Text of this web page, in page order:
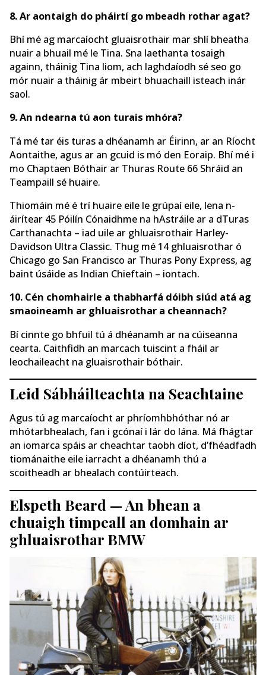
8. Ar aontaigh do pháirtí go mbeadh rothar agat?
Bhí mé ag marcaíocht gluaisrothair mar shlí bheatha
nuair a bhuail mé le Tina. Sna laethanta tosaigh
againn, tháinig Tina liom, ach laghdaíodh sé seo go
mór nuair a tháinig ár mbeirt bhuachaill isteach inár
saol.
9. An ndearna tú aon turais mhóra?
Tá mé tar éis turas a dhéanamh ar Éirinn, ar an Ríocht
Aontaithe, agus ar an gcuid is mó den Eoraip. Bhí mé i
mo Chaptaen Bóthair ar Thuras Route 66 Shráid an
Teampaill sé huaire.
Thiomáin mé é trí huaire eile le grúpaí eile, lena n-
áirítear 45 Póilín Cónaidhme na hAstráile ar a dTuras
Carthanachta – iad uile ar ghluaisrothair Harley-
Davidson Ultra Classic. Thug mé 14 ghluaisrothar ó
Chicago go San Francisco ar Thuras Pony Express, ag
baint úsáide as Indian Chieftain – iontach.
10. Cén chomhairle a thabharfá dóibh siúd atá ag
smaoineamh ar ghluaisrothar a cheannach?
Bí cinnte go bhfuil tú á dhéanamh ar na cúiseanna
cearta. Caithfidh an marcach tuiscint a fháil ar
leochaileacht na gluaisrothair bóthair.
Leid Sábháilteachta na Seachtaine
Agus tú ag marcaíocht ar phríomhbhóthar nó ar
mhótarbhealach, fan i gcónaí i lár do lána. Má fhágtar
an iomarca spáis ar cheachtar taobh díot, d’fhéadfadh
tiománaithe eile iarracht a dhéanamh thú a
scoitheadh ar bhealach contúirteach.
Elspeth Beard — An bhean a
chuaigh timpeall an domhain ar
ghluaisrothar BMW